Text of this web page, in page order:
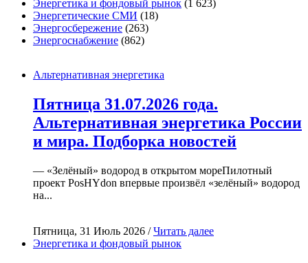
Энергетика и фондовый рынок (1 623)
Энергетические СМИ (18)
Энергосбережение (263)
Энергоснабжение (862)
Альтернативная энергетика
Пятница 31.07.2026 года.
Альтернативная энергетика России
и мира. Подборка новостей
— «Зелёный» водород в открытом мореПилотный
проект PosHYdon впервые произвёл «зелёный» водород
на...
Пятница, 31 Июль 2026 /Читать далее
Энергетика и фондовый рынок